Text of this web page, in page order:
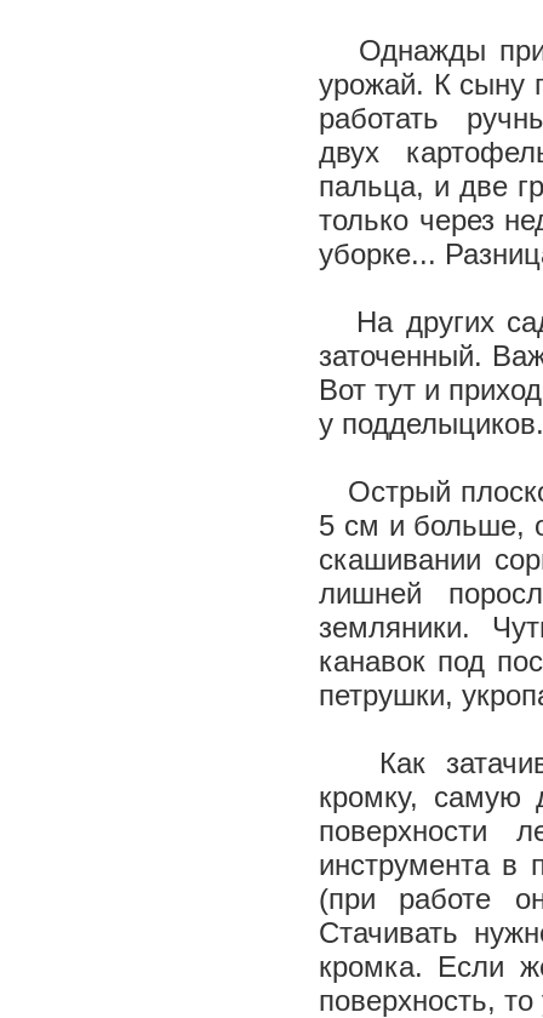
Однажды
урожай. К сыну
работать
двух
пальца, и две
только через
уборке...
На других
заточенный.
Вот тут и
у подделыциков.
Острый
5 см и больше,
скашивании
лишней
земляники.
канавок под
петрушки,
Как
кромку, самую
поверхности
инструмента в
(при работе
Стачивать
кромка. Если
поверхность,